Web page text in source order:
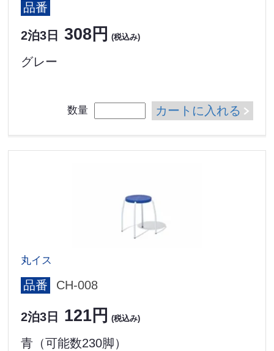
品番
2泊3日 308円 (税込み)
グレー
数量 カートに入れる
丸イス
品番 CH-008
2泊3日 121円 (税込み)
青（可能数230脚）